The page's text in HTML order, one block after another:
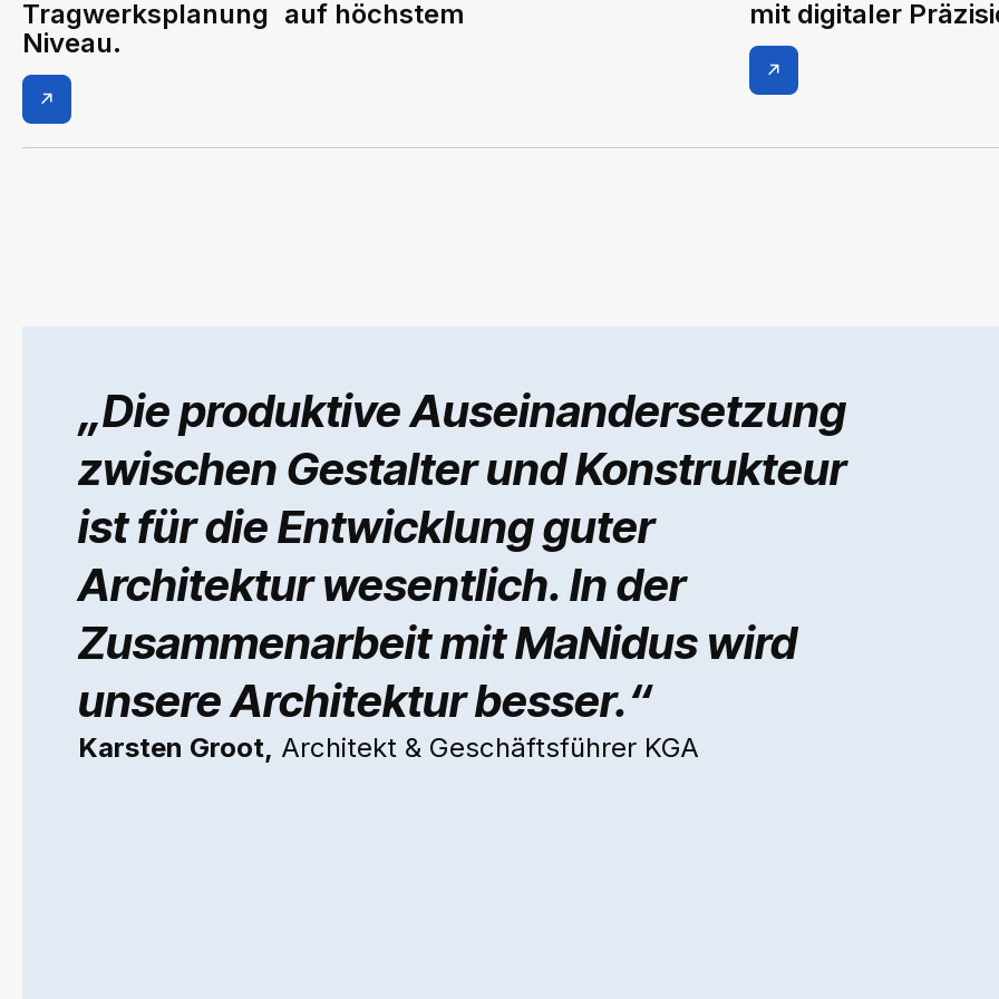
Tragwerksplanung auf höchstem
Niveau.
mit digitaler
„Die produktive Auseinandersetzung
zwischen Gestalter und Konstrukteur
ist für die Entwicklung guter
Architektur wesentlich. In der
Zusammenarbeit mit MaNidus wird
unsere Architektur besser.“
Karsten Groot, Architekt & Geschäftsführer KGA